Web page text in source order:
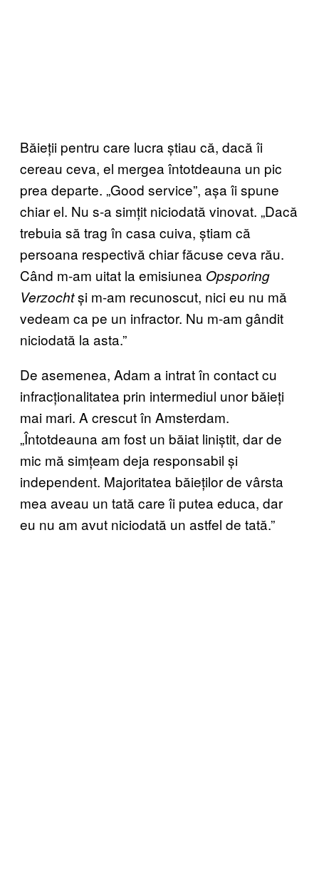
Băieții pentru care lucra știau că, dacă îi
cereau ceva, el mergea întotdeauna un pic
prea departe. „Good service”, așa îi spune
chiar el. Nu s-a simțit niciodată vinovat. „Dacă
trebuia să trag în casa cuiva, știam că
persoana respectivă chiar făcuse ceva rău.
Când m-am uitat la emisiunea Opsporing
Verzochtși m-am recunoscut, nici eu nu mă
vedeam ca pe un infractor. Nu m-am gândit
niciodată la asta.”
De asemenea, Adam a intrat în contact cu
infracționalitatea prin intermediul unor băieți
mai mari. A crescut în Amsterdam.
„Întotdeauna am fost un băiat liniștit, dar de
mic mă simțeam deja responsabil și
independent. Majoritatea băieților de vârsta
mea aveau un tată care îi putea educa, dar
eu nu am avut niciodată un astfel de tată.”